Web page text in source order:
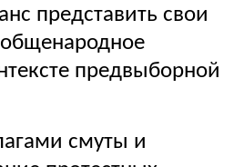
представить свои
предвыборной
смуты и